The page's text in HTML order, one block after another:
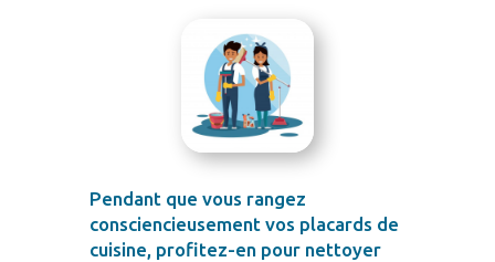
Pendant que vous rangez
consciencieusement vos placards de
cuisine, profitez-en pour nettoyer